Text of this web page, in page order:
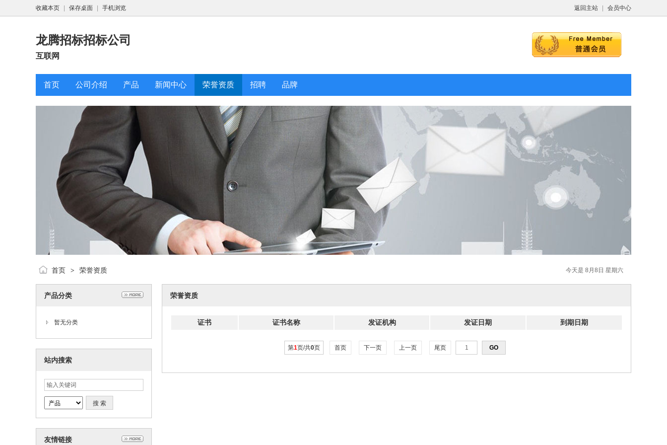
返回主站 会员中心
收藏本页 保存桌面 手机浏览
龙腾招标招标公司
互联网
首页 公司介绍 产品 新闻中心 荣誉资质 招聘 品牌
今天是 8月8日 星期六
首页 > 荣誉资质
产品分类
暂无分类
站内搜索
友情链接
荣誉资质
证书 证书名称 发证机构 发证日期 到期日期
第1页/共0页 首页 下一页 上一页 尾页